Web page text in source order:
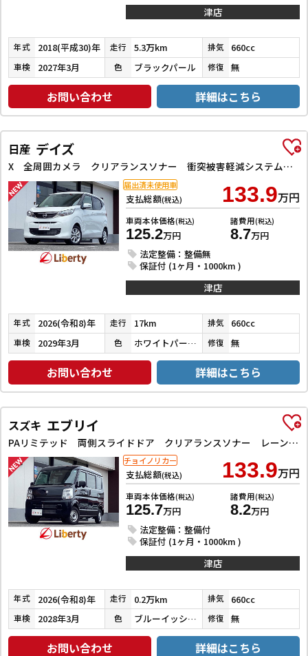
津店
年式 2018(平成30)年 走行 5.3万km 排気 660cc
車検 2027年3月 色 ブラックパール 修復 無
お問い合わせ 詳細はこちら
日産 デイズ
X 全周囲カメラ クリアランスソナー 衝突被害軽減システム オートライト スマートキー アイドリングストップ 電動格納ミラー ベンチシート CVT 盗難防止システム ABS ESC CD アルミホイール
支払総額(税込) 133.9万円
車両本体価格(税込)
125.2万円
諸費用(税込)
8.7万円
法定整備：整備無
保証付 (1ヶ月・1000km )
届出済未使用車
津店
年式 2026(令和8)年 走行 17km 排気 660cc
車検 2029年3月 色 ホワイトパール３コートパール 修復 無
お問い合わせ 詳細はこちら
スズキ エブリイ
PAリミテッド 両側スライドドア クリアランスソナー レーンアシスト 衝突被害軽減システム オートライト キーレスエントリー アイドリングストップ CVT ESC エアコン パワーステアリング パワーウィンドウ
支払総額(税込) 133.9万円
車両本体価格(税込)
125.7万円
諸費用(税込)
8.2万円
法定整備：整備付
保証付 (1ヶ月・1000km )
チョイノリカー
津店
年式 2026(令和8)年 走行 0.2万km 排気 660cc
車検 2028年3月 色 ブルーイッシュブラックパール３ 修復 無
お問い合わせ 詳細はこちら